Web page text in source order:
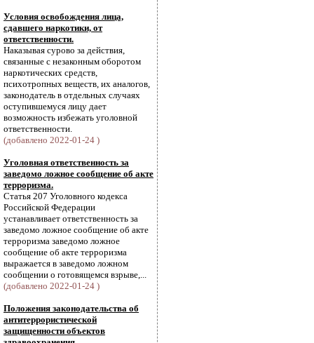
Условия освобождения лица,
сдавшего наркотики, от
ответственности.
Наказывая сурово за действия,
связанные с незаконным оборотом
наркотических средств,
психотропных веществ, их аналогов,
законодатель в отдельных случаях
оступившемуся лицу дает
возможность избежать уголовной
ответственности.
(добавлено 2022-01-24 )
Уголовная ответственность за
заведомо ложное сообщение об акте
терроризма.
Статья 207 Уголовного кодекса
Российской Федерации
устанавливает ответственность за
заведомо ложное сообщение об акте
терроризма заведомо ложное
сообщение об акте терроризма
выражается в заведомо ложном
сообщении о готовящемся взрыве,...
(добавлено 2022-01-24 )
Положения законодательства об
антитеррористической
защищенности объектов